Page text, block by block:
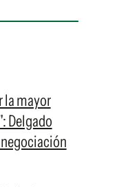
la mayor
Delgado